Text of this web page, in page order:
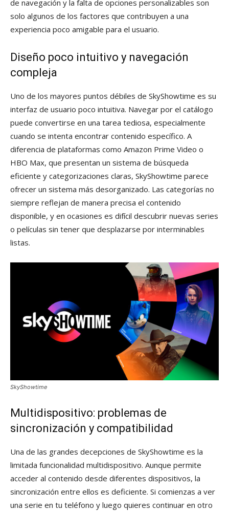
de navegación y la falta de opciones personalizables son
solo algunos de los factores que contribuyen a una
experiencia poco amigable para el usuario.
Diseño poco intuitivo y navegación
compleja
Uno de los mayores puntos débiles de SkyShowtime es su
interfaz de usuario poco intuitiva. Navegar por el catálogo
puede convertirse en una tarea tediosa, especialmente
cuando se intenta encontrar contenido específico. A
diferencia de plataformas como Amazon Prime Video o
HBO Max, que presentan un sistema de búsqueda
eficiente y categorizaciones claras, SkyShowtime parece
ofrecer un sistema más desorganizado. Las categorías no
siempre reflejan de manera precisa el contenido
disponible, y en ocasiones es difícil descubrir nuevas series
o películas sin tener que desplazarse por interminables
listas.
SkyShowtime
Multidispositivo: problemas de
sincronización y compatibilidad
Una de las grandes decepciones de SkyShowtime es la
limitada funcionalidad multidispositivo. Aunque permite
acceder al contenido desde diferentes dispositivos, la
sincronización entre ellos es deficiente. Si comienzas a ver
una serie en tu teléfono y luego quieres continuar en otro